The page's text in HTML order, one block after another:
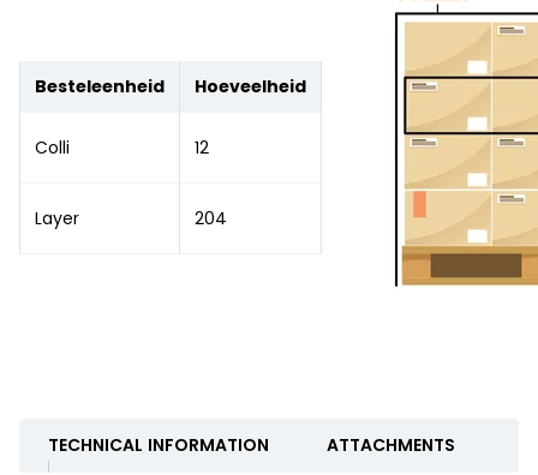
Besteleenheid Hoeveelheid
Colli 12
Layer 204
TECHNICAL INFORMATION ATTACHMENTS